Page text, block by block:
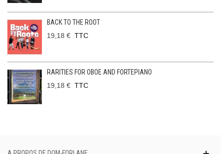
BACK TO THE ROOT
19,18 € TTC
RARITIES FOR OBOE AND FORTEPIANO
19,18 € TTC